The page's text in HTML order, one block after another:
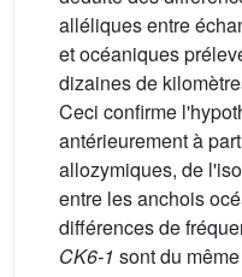
alléliques entre
et océaniques
dizaines de
Ceci confirme
antérieurement à
allozymiques, de
entre les anchois
différences de
CK6-1 sont du